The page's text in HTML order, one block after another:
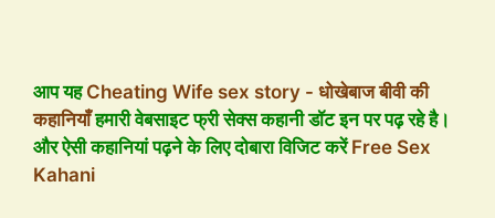
आप यहCheating Wife sex story - धोखेबाज बीवी की
कहानियाँहमारी वेबसाइट फ्री सेक्स कहानी डॉट इन पर पढ़ रहे है।
और ऐसी कहानियां पढ़ने के लिए दोबारा विजिट करेंFree Sex
Kahani